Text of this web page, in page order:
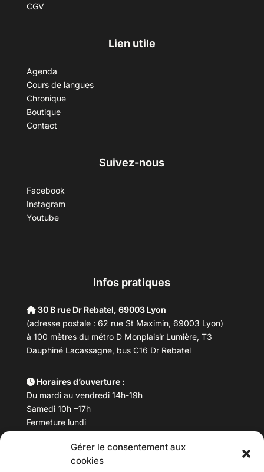
Gérer le consentement aux
cookies
CGV
Lien utile
Agenda
Cours de langues
Chronique
Boutique
Contact
Suivez-nous
Facebook
Instagram
Youtube
Infos pratiques
30 B rue Dr Rebatel, 69003 Lyon
(adresse postale : 62 rue St Maximin, 69003 Lyon)
à 100 mètres du métro D Monplaisir Lumière, T3
Dauphiné Lacassagne, bus C16 Dr Rebatel
Horaires d’ouverture :
Du mardi au vendredi 14h-19h
Samedi 10h –17h
Fermeture lundi
Téléphone : 04 78 53 06 40
maisondesculturesasiatiques@asiexpo.com